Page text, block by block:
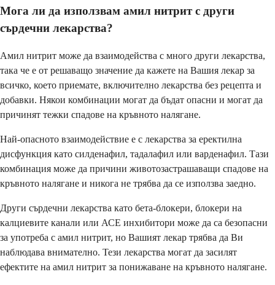
Мога ли да използвам амил нитрит с други
сърдечни лекарства?
Амил нитрит може да взаимодейства с много други лекарства,
така че е от решаващо значение да кажете на Вашия лекар за
всичко, което приемате, включително лекарства без рецепта и
добавки. Някои комбинации могат да бъдат опасни и могат да
причинят тежки спадове на кръвното налягане.
Най-опасното взаимодействие е с лекарства за еректилна
дисфункция като силденафил, тадалафил или варденафил. Тази
комбинация може да причини животозастрашаващи спадове на
кръвното налягане и никога не трябва да се използва заедно.
Други сърдечни лекарства като бета-блокери, блокери на
калциевите канали или АСЕ инхибитори може да са безопасни
за употреба с амил нитрит, но Вашият лекар трябва да Ви
наблюдава внимателно. Тези лекарства могат да засилят
ефектите на амил нитрит за понижаване на кръвното налягане.